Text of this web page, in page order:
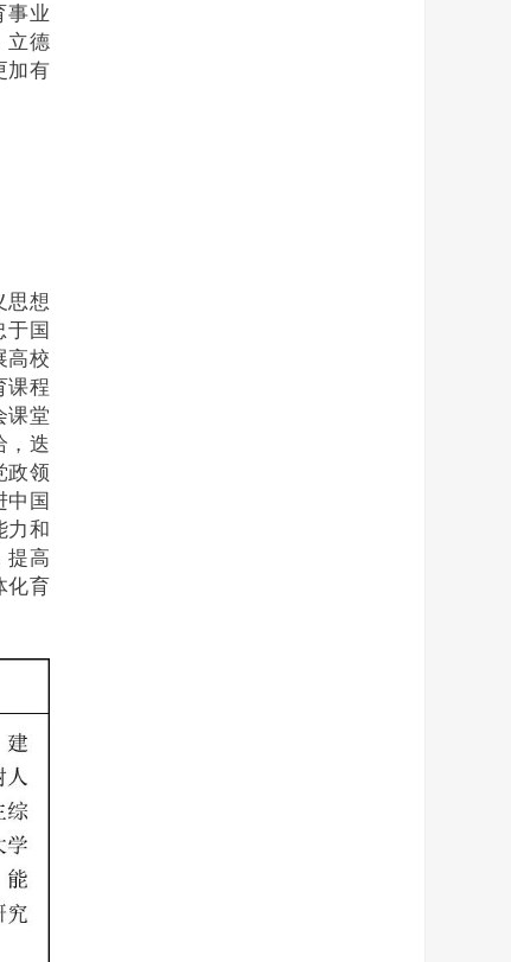
事业
立德
加有
思想
国
高校
课程
课堂
，迭
政领
中国
力和
提高
化育